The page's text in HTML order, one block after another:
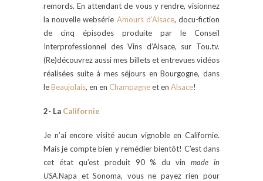
remords. En attendant de vous y rendre, visionnez
la nouvelle websérie Amours d’Alsace, docu-fiction
de cinq épisodes produite par le Conseil
Interprofessionnel des Vins d’Alsace, sur Tou.tv.
(Re)découvrez aussi mes billets et entrevues vidéos
réalisées suite à mes séjours en Bourgogne, dans
leBeaujolais, en en Champagneet en Alsace!
2- La Californie
Je n’ai encore visité aucun vignoble en Californie.
Mais je compte bien y remédier bientôt! C’est dans
cet état qu’est produit 90 % du vinmade in
USA.Napa et Sonoma, vous ne payez rien pour